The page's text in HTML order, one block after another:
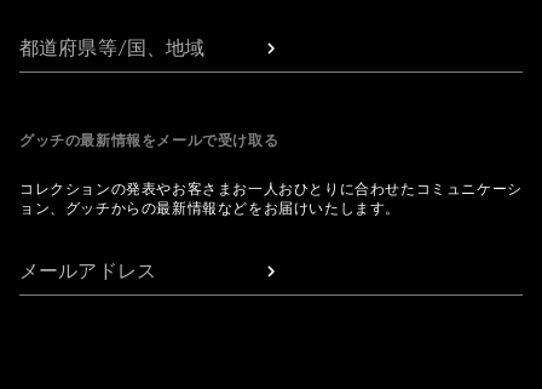
都道府県等/国、地域
グッチの最新情報をメールで受け取る
コレクションの発表やお客さまお一人おひとりに合わせたコミュニケーシ
ョン、グッチからの最新情報などをお届けいたします。
メールアドレス